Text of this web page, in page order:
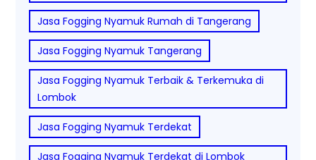
Jasa Fogging Nyamuk Rumah di Tangerang
Jasa Fogging Nyamuk Tangerang
Jasa Fogging Nyamuk Terbaik & Terkemuka di
Lombok
Jasa Fogging Nyamuk Terdekat
Jasa Fogging Nyamuk Terdekat di Lombok